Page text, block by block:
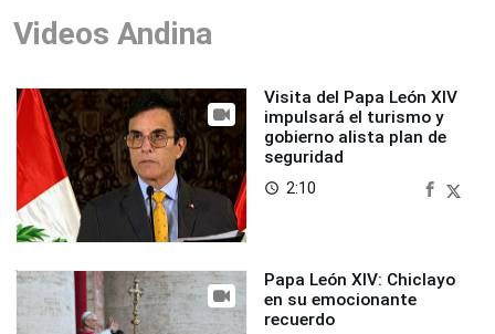
Videos Andina
Visita del Papa León XIV
impulsará el turismo y
gobierno alista plan de
seguridad
access_time 2:10
Papa León XIV: Chiclayo
en su emocionante
recuerdo